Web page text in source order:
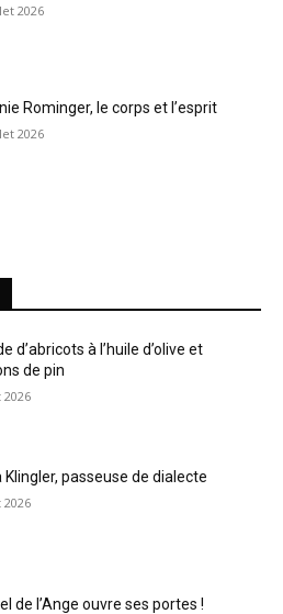
2026
Rominger, le corps et l’esprit
2026
d’abricots à l’huile d’olive et
de pin
2026
Klingler, passeuse de dialecte
2026
de l’Ange ouvre ses portes !